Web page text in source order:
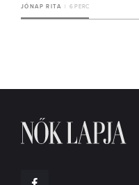
JÓNAP RITA 6 PERC